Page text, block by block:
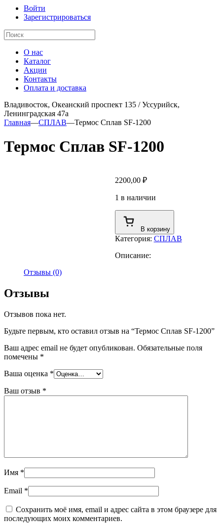
Войти
Зарегистрироваться
О нас
Каталог
Акции
Контакты
Оплата и доставка
Владивосток, Океанский проспект 135 / Уссурийск,
Ленинградская 47а
Главная—СПЛАВ—Термос Сплав SF-1200
Термос Сплав SF-1200
2200,00 ₽
1 в наличии
Количество
товара
Термос
Сплав
1200
В корзину
Категория: СПЛАВ
Описание:
Отзывы (0)
Отзывы
Отзывов пока нет.
Будьте первым, кто оставил отзыв на “Термос Сплав SF-1200”
Ваш адрес email не будет опубликован. Обязательные поля
помечены *
Ваша оценка *
Ваш отзыв *
Имя *
Email *
Сохранить моё имя, email и адрес сайта в этом браузере для
последующих моих комментариев.